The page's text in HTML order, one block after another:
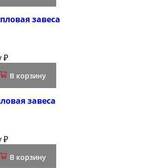
завеса
₽
В корзину
завеса
₽
В корзину